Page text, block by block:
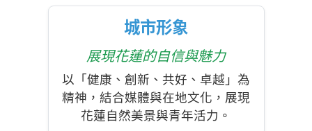
城市形象
展現花蓮的自信與魅力
以「健康、創新、共好、卓越」為
精神，結合媒體與在地文化，展現
花蓮自然美景與青年活力。